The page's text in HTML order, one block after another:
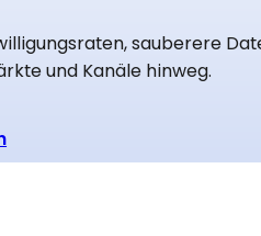
sauberere
und Kanäle hinweg.